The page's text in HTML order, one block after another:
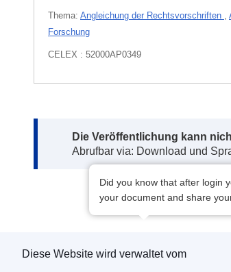
Thema: Angleichung der Rechtsvorschriften
Forschung
CELEX : 52000AP0349
Note:
Die Veröffentlichung kann
Abrufbar via: Download und
Did you know that after login
your document and share
Diese Website wird verwaltet vom